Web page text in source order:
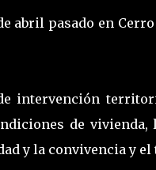
abril pasado en
intervención
de
y la convivencia y